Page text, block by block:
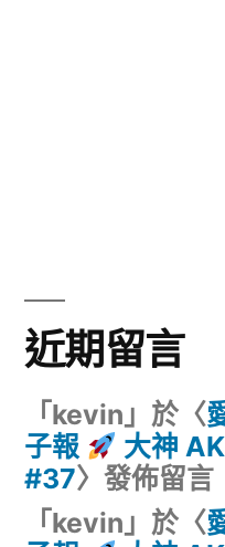
近期留言
「 kevin 」於〈
子報
大神
#37〉發佈留言
「 kevin 」於〈